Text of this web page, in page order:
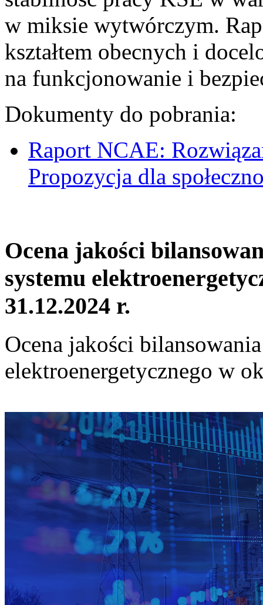
w miksie wytwórczym.
kształtem obecnych i
na funkcjonowanie i
Dokumenty do pobrania:
Raport NCAE:
Propozycja dla
Ocena jakości
systemu
31.12.2024 r.
Ocena jakości
elektroenergetycznego w